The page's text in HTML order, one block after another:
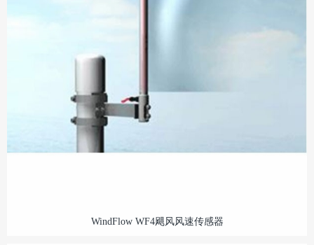
WindFlow WF4飓风风速传感器